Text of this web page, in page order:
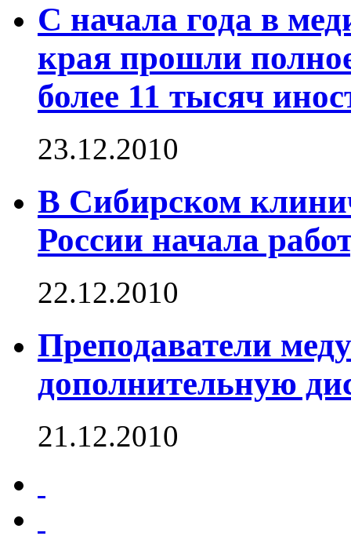
С начала года в
края прошли
более 11 тысяч
23.12.2010
В Сибирском
России начала
22.12.2010
Преподаватели
дополнительную
21.12.2010